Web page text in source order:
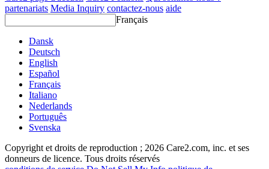
partenariats Media Inquiry contactez-nous aide
Français
Dansk
Deutsch
English
Español
Français
Italiano
Nederlands
Português
Svenska
Copyright et droits de reproduction ; 2026 Care2.com, inc. et ses
donneurs de licence. Tous droits réservés